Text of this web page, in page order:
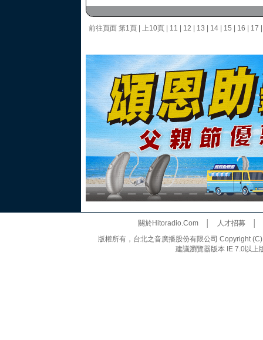
前往頁面 第1頁 上10頁 11 12 13 14 15 16 17
關於Hitoradio.Com│ 人才招募
版權所有，台北之音廣播股份有限公司 Copyright
建議瀏覽器版本 IE 7.0以上